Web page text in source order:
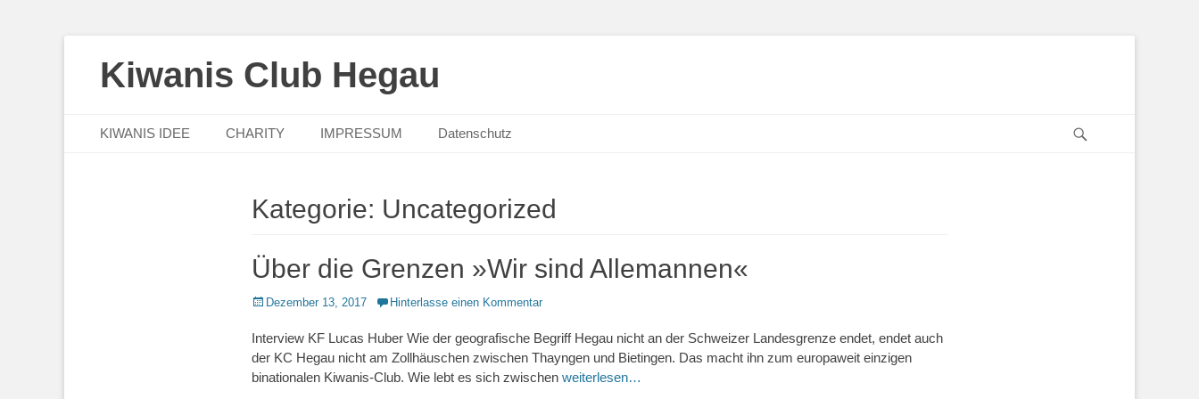
Kiwanis Club Hegau
Primäres Menü
Inhalt
KIWANIS IDEE CHARITY IMPRESSUM Datenschutz
Kategorie: Uncategorized
Über die Grenzen »Wir sind Allemannen«
Posted
Dezember 13, 2017 Hinterlasse einen Kommentar
Interview KF Lucas Huber Wie der geografische Begriff Hegau nicht an der Schweizer Landesgrenze endet, endet auch
der KC Hegau nicht am Zollhäuschen zwischen Thayngen und Bietingen. Das macht ihn zum europaweit einzigen
binationalen Kiwanis-Club. Wie lebt es sich zwischen weiterlesen…